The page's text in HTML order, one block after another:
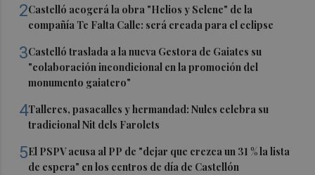
2Castelló acogerá la obra "Helios y Selene" de la
compañía Te Falta Calle: será creada para el eclipse
3Castelló traslada a la nueva Gestora de Gaiates su
"colaboración incondicional en la promoción del
monumento gaiatero"
4Talleres, pasacalles y hermandad: Nules celebra su
tradicional Nit dels Farolets
5El PSPV acusa al PP de "dejar que crezca un 31 % la lista
de espera" en los centros de día de Castellón